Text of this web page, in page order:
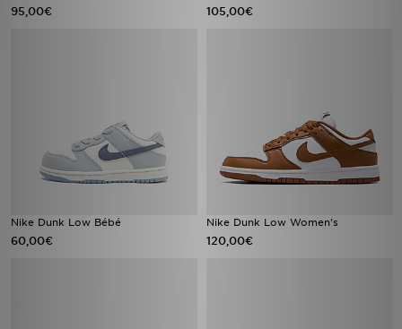
95,00€ 105,00€
Nike Dunk Low Bébé
60,00€
Nike Dunk Low Women's
120,00€